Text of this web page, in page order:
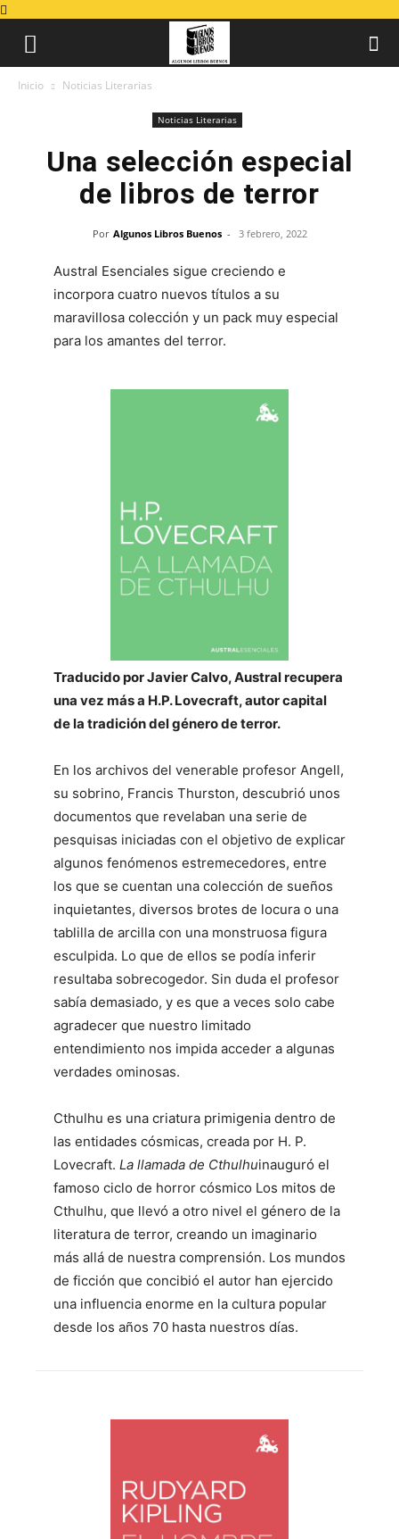
Inicio Noticias Literarias
Noticias Literarias
Una selección especial
de libros de terror
Por Algunos Libros Buenos - 3 febrero, 2022
Austral Esenciales sigue creciendo e
incorpora cuatro nuevos títulos a su
maravillosa colección y un pack muy especial
para los amantes del terror.
Traducido por Javier Calvo, Austral recupera
una vez más a H.P. Lovecraft, autor capital
de la tradición del género de terror.
En los archivos del venerable profesor Angell,
su sobrino, Francis Thurston, descubrió unos
documentos que revelaban una serie de
pesquisas iniciadas con el objetivo de explicar
algunos fenómenos estremecedores, entre
los que se cuentan una colección de sueños
inquietantes, diversos brotes de locura o una
tablilla de arcilla con una monstruosa figura
esculpida. Lo que de ellos se podía inferir
resultaba sobrecogedor. Sin duda el profesor
sabía demasiado, y es que a veces solo cabe
agradecer que nuestro limitado
entendimiento nos impida acceder a algunas
verdades ominosas.
Cthulhu es una criatura primigenia dentro de
las entidades cósmicas, creada por H. P.
Lovecraft. La llamada de Cthulhuinauguró el
famoso ciclo de horror cósmico Los mitos de
Cthulhu, que llevó a otro nivel el género de la
literatura de terror, creando un imaginario
más allá de nuestra comprensión. Los mundos
de ficción que concibió el autor han ejercido
una influencia enorme en la cultura popular
desde los años 70 hasta nuestros días.